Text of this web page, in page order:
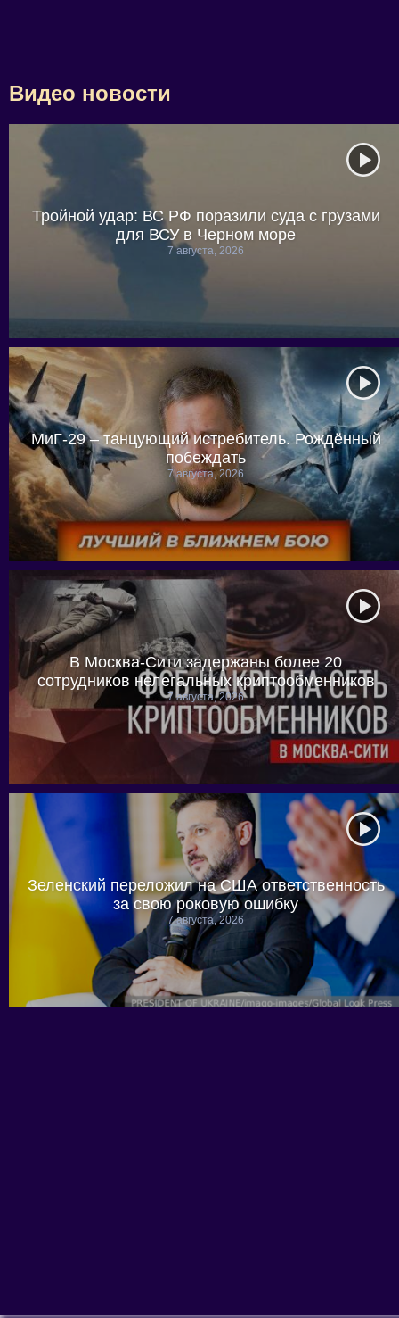
Видео новости
Тройной удар: ВС РФ поразили суда с грузами
для ВСУ в Черном море
7 августа, 2026
МиГ-29 – танцующий истребитель. Рождённый
побеждать
7 августа, 2026
В Москва-Сити задержаны более 20
сотрудников нелегальных криптообменников
7 августа, 2026
Зеленский переложил на США ответственность
за свою роковую ошибку
7 августа, 2026